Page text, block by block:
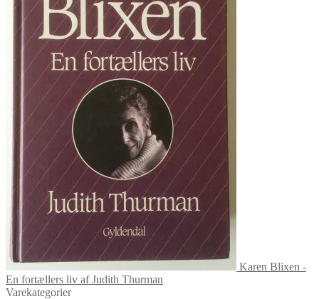
Karen Blixen -
En fortællers liv af Judith Thurman
Varekategorier